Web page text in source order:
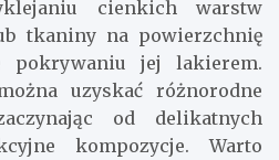
cienkich warstw
tkaniny na powierzchnię
pokrywaniu jej lakierem.
uzyskać różnorodne
od delikatnych
kompozycje. Warto